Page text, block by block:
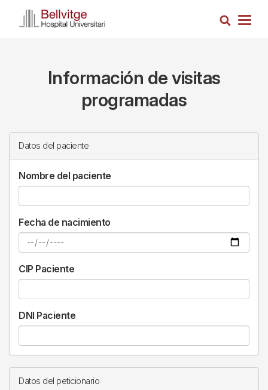
Busca
Información de visitas
programadas
Datos del paciente
Nombre del paciente
Fecha de nacimiento
CIP Paciente
DNI Paciente
Datos del peticionario